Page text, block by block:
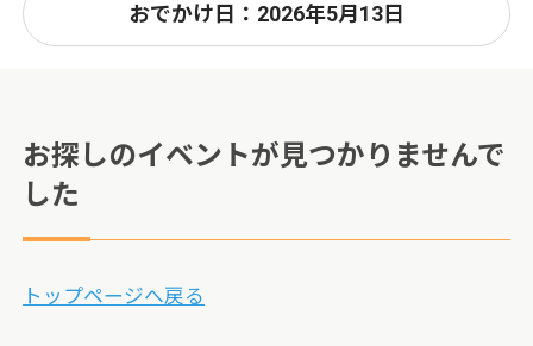
おでかけ日：2026年5月13日
お探しのイベントが見つかりませんで
した
トップページへ戻る